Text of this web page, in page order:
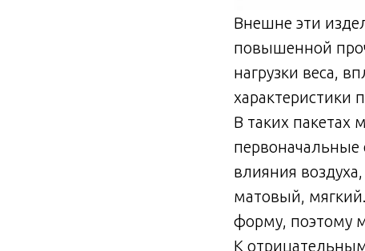
Внешне эти
повышенной
нагрузки веса,
характеристики
В таких пакетах
первоначальные
влияния
матовый,
форму, поэтому
К